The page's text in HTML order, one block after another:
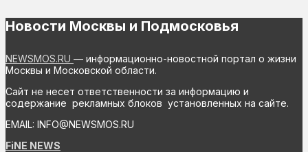
Новости Москвы и Подмосковья
NEWSMOS.RU — информационно-новостной портал о жизни
Москвы и Московской области.
Сайт не несет ответственности за информацию и
содержание рекламных блоков установленных на сайте.
EMAIL: INFO@NEWSMOS.RU
FiNE NEWS